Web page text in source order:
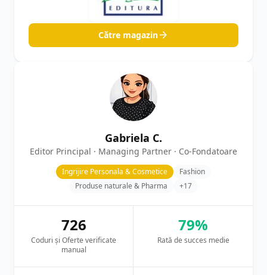
Către magazin
Gabriela C.
Editor Principal · Managing Partner · Co-Fondatoare
Ingrijire Personala & Cosmetice
Fashion
Produse naturale & Pharma
+17
726
Coduri și Oferte verificate
manual
79%
Rată de succes medie